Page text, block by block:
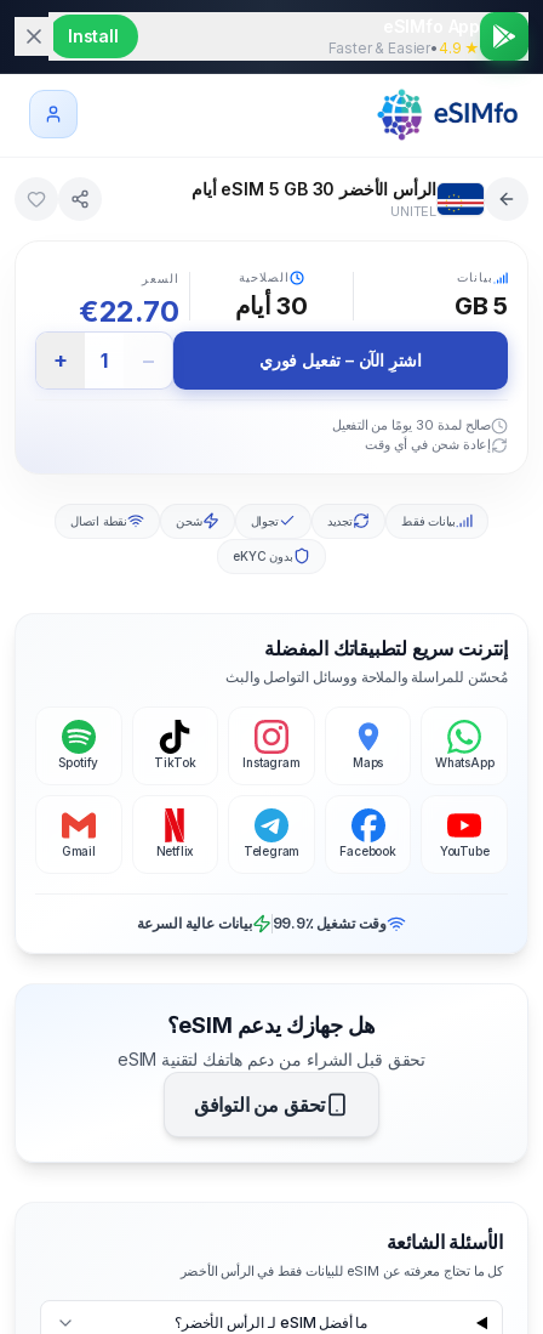
★ 4.9
•
Faster & Easier
Install
الرأس الأخضر eSIM 5 GB 30 أيام
UNITEL
بيانات
5 GB
الصلاحية
30 أيام
السعر
€22.70
اشترِ الآن – تفعيل فوري −
1
+
صالح لمدة 30 يومًا من التفعيل
إعادة شحن في أي وقت
بيانات فقط تجديد تجوال شحن نقطة اتصال
بدون eKYC
إنترنت سريع لتطبيقاتك المفضلة
مُحسّن للمراسلة والملاحة ووسائل التواصل والبث
WhatsApp
Maps
Instagram
TikTok
Spotify
YouTube
Facebook
Telegram
Netflix
Gmail
وقت تشغيل ‎99.9٪ بيانات عالية السرعة
هل جهازك يدعم eSIM؟
تحقق قبل الشراء من دعم هاتفك لتقنية eSIM
تحقق من التوافق
الأسئلة الشائعة
كل ما تحتاج معرفته عن eSIM للبيانات فقط في الرأس الأخضر
ما أفضل eSIM لـ الرأس الأخضر؟